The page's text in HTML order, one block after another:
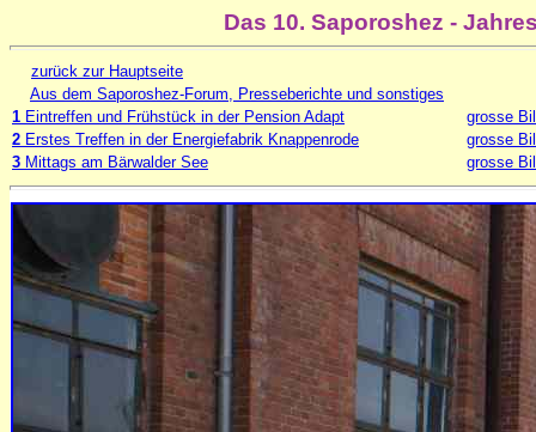
Das 10. Saporoshez -
zurück zur Hauptseite
Aus dem Saporoshez-Forum, Presseberichte und sonstiges
1 Eintreffen und Frühstück in der Pension Adapt
grosse
2 Erstes Treffen in der Energiefabrik Knappenrode
grosse
3 Mittags am Bärwalder See grosse